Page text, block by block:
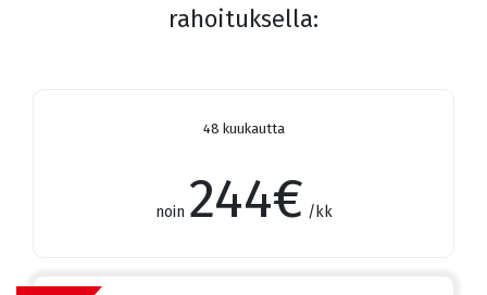
rahoituksella:
48 kuukautta
noin 244€ /kk